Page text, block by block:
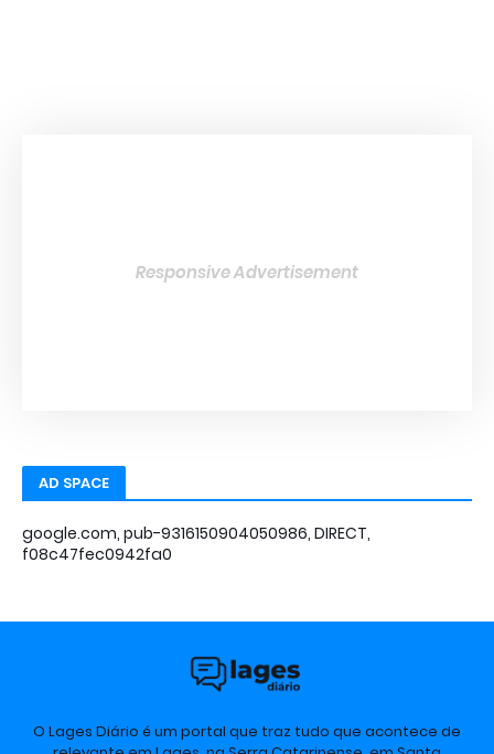
Responsive Advertisement
AD SPACE
google.com, pub-9316150904050986, DIRECT,
f08c47fec0942fa0
O Lages Diário é um portal que traz tudo que acontece de